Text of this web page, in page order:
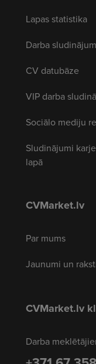
Lapas statistika
Darba
CV datubāze
VIP darba
Sociālo mediju
Sludinājumi
lapā
CVMarket.lv
Par mums
Jaunumi un
CVMarket.lv
Darba